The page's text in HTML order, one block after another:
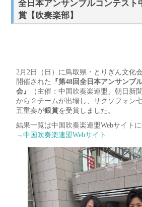
全日本アンサンブルコンテス
賞【吹奏楽部】
2月2日（日）に鳥取県・とりぎん文化
開催された
『第48回全日本アンサンブ
会』
（主催：中国吹奏楽連盟、朝日新
から２チームが出場し、サクソフォン
五重奏が銀賞を受賞しました。
結果一覧は中国吹奏楽連盟Webサイト
→中国吹奏楽連盟Webサイト